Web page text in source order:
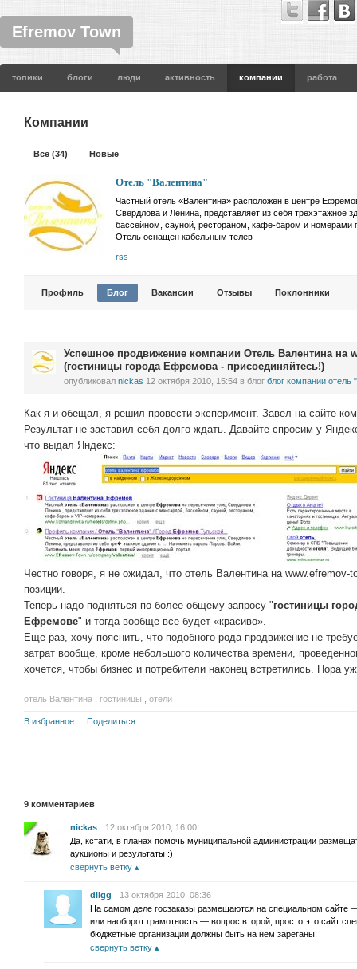
Efremov Town
топики блоги люди активность компании работа
Компании
Все (34) Новые
Отель "Валентина"
Частный отель «Валентина» расположен в центре
Свердлова и Ленина, представляет из себя трехэтажное
бассейном, сауной, рестораном, кафе-баром и номерами
Отель оснащен кабельным телев
rss
Профиль Блог Вакансии Отзывы Поклонники
Успешное продвижение компании Отель Валентина на
(гостиницы города Ефремова - присоединяйтесь!)
опубликовал nickas 12 октября 2010, 15:54 в блог блог компании отель
Как я и обещал, я решил провести эксперимент. Завел на сайте
Результат не заставил себя долго ждать. Давайте спросим у
что выдал Яндекс:
Честно говоря, я не ожидал, что отель Валентина на www.efremov-
позиции.
Теперь надо подняться по более общему запросу "гостиницы
Ефремове" и тогда вообще все будет «красиво».
Еще раз, хочу пояснить, что подобного рода продвижение не
затрат вообще, кроме небольшого количества времени,
хочется, чтобы бизнес и потребители наконец встретились. Пора
отель Валентина гостиницы отели
В избранное Поделиться
9 комментариев
nickas
12 октября 2010, 16:00
Да, кстати, в планах помочь муниципальной администрации
аукционы и результаты :)
свернуть ветку
diigg
13 октября 2010, 08:36
На самом деле госзаказы размещаются на специальном сайте
или наоборот грамотность — вопрос второй, просто это сайт
бюджетные организации должны быть на нем зареганы.
свернуть ветку